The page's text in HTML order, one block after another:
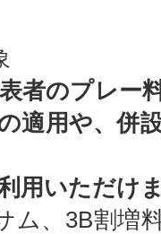
者のプレー
適用や、併
用いただけ
ム、3B割増